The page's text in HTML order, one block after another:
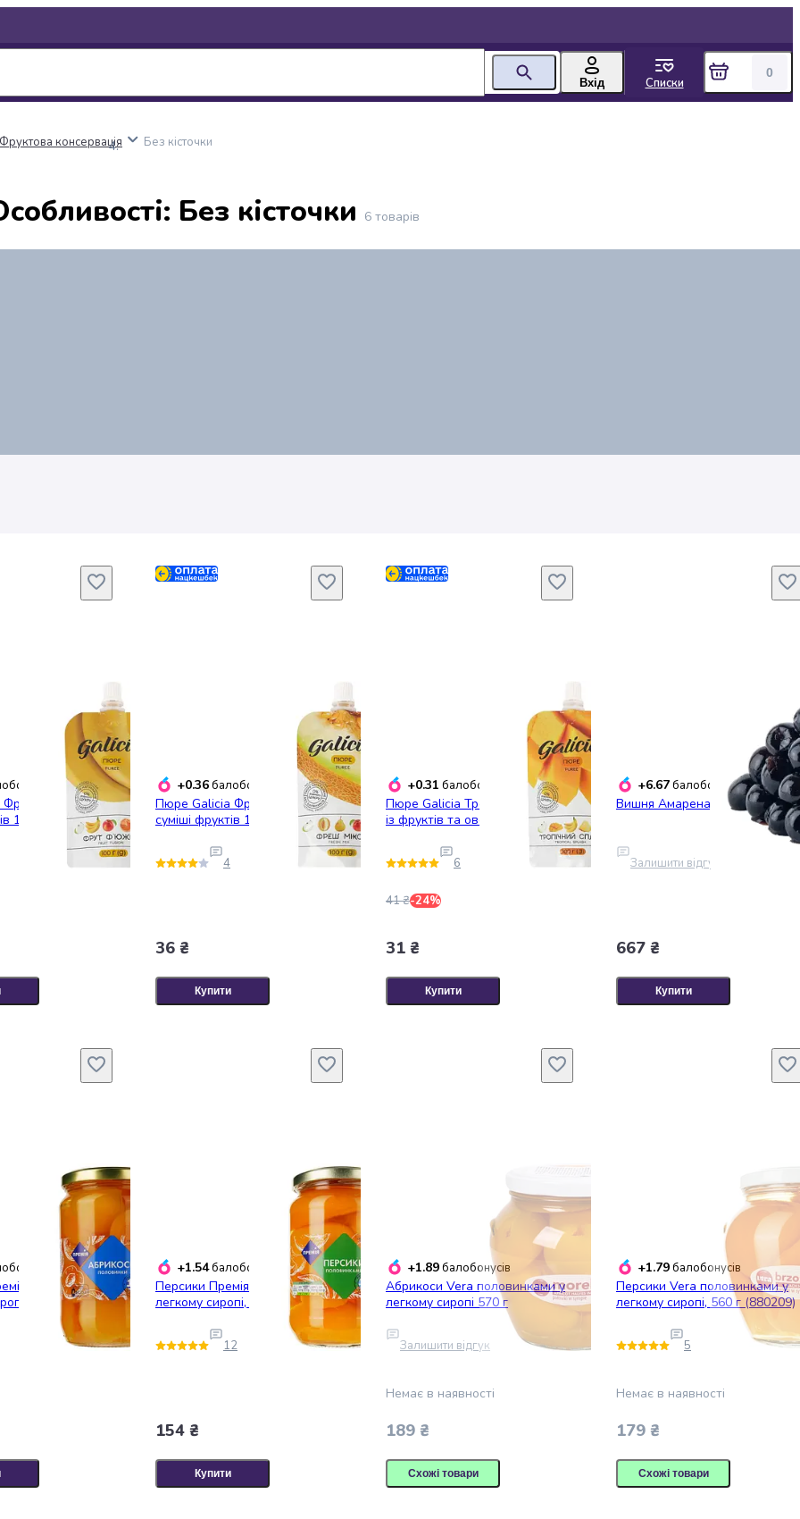
Вхід Списки
0
Фруктова консервація Без кісточки
Без кісточки 6 товарів
Ф'южин із
100 г
+0.36балобонусів
Пюре Galicia Фреш мікс із
суміші фруктів 100 г
4
36 ₴
Купити
+0.31 балобонусів
Пюре Galicia Тропічний сплеш
із фруктів та овочів 100 г
6
41 ₴-24%
31 ₴
Купити
+6.67балобонусів
Вишня Амарена
Залишити відгук
667 ₴
Купити
половинками
680 г
+1.54балобонусів
Персики Премія половинками в
легкому сиропі, 680 г (843981)
12
154 ₴
Купити
+1.89балобонусів
Абрикоси Vera половинками у
легкому сиропі 570 г
Залишити відгук
Немає в наявності
189 ₴
Схожі товари
+1.79балобонусів
Персики Vera половинками у
легкому сиропі, 560 г (880209)
5
Немає в наявності
179 ₴
Схожі товари